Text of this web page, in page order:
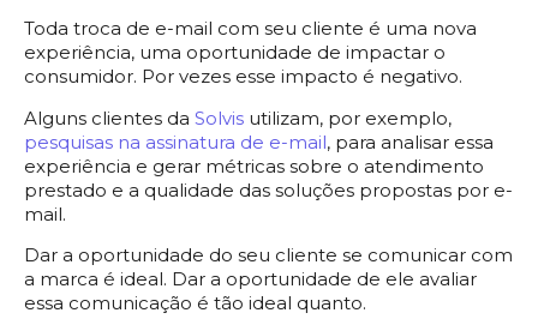
Toda troca de e-mail com seu cliente é uma nova
experiência, uma oportunidade de impactar o
consumidor. Por vezes esse impacto é negativo.
Alguns clientes da Solvis utilizam, por exemplo,
pesquisas na assinatura de e-mail, para analisar essa
experiência e gerar métricas sobre o atendimento
prestado e a qualidade das soluções propostas por e-
mail.
Dar a oportunidade do seu cliente se comunicar com
a marca é ideal. Dar a oportunidade de ele avaliar
essa comunicação é tão ideal quanto.